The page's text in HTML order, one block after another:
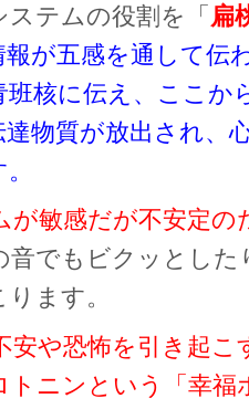
テムの役割を「 扁
報が五感を通して伝
班核に伝え、ここ
物質が放出され、
が敏感だが不安定の
音でもビクッとした
ます。
安や恐怖を引き起こ
ニンという「幸福